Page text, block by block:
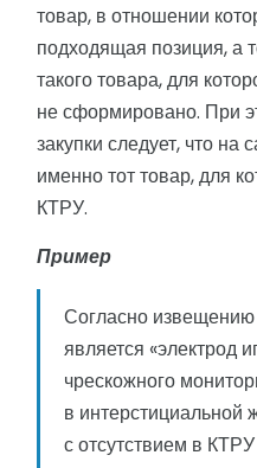
товар, в отношении
подходящая позиция, а
такого товара, для
не сформировано. При
закупки следует, что на
именно тот товар, для
КТРУ.
Пример
Согласно извещению
является «электрод
чрескожного
в интерстициальной
с отсутствием в